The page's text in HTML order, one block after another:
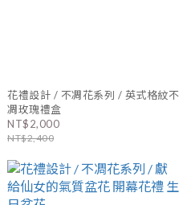
花禮設計 / 不凋花系列 / 英式格紋不
凋玫瑰禮盒
NT$2,000
NT$2,400